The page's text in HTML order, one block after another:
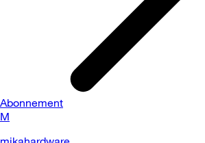
Abonnement
M